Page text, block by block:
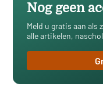
Nog geen
Meld u gratis aan
alle artikelen,